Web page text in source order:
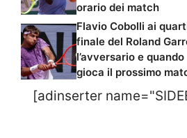
orario dei match
Flavio Cobolli ai
finale del Roland
l’avversario e quando
gioca il prossimo
[adinserter